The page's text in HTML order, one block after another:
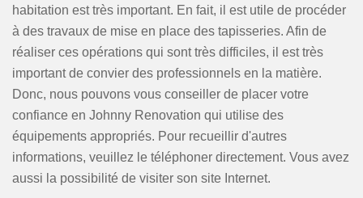
habitation est très important. En fait, il est utile de procéder
à des travaux de mise en place des tapisseries. Afin de
réaliser ces opérations qui sont très difficiles, il est très
important de convier des professionnels en la matière.
Donc, nous pouvons vous conseiller de placer votre
confiance en Johnny Renovation qui utilise des
équipements appropriés. Pour recueillir d'autres
informations, veuillez le téléphoner directement. Vous avez
aussi la possibilité de visiter son site Internet.